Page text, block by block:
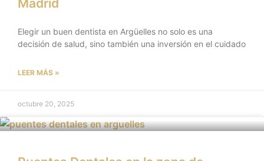
Madrid
Elegir un buen dentista en Argüelles no solo es una
decisión de salud, sino también una inversión en el cuidado
LEER MÁS »
octubre 20, 2025